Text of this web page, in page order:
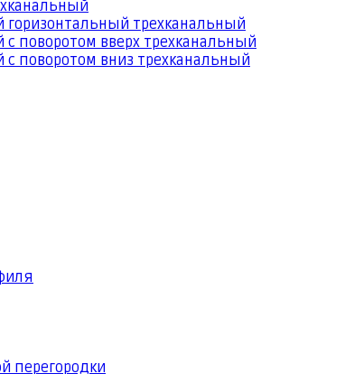
горизонтальный трехканальный
поворотом вверх трехканальный
поворотом вниз трехканальный
перегородки